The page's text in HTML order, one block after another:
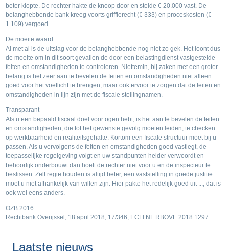
beter klopte. De rechter hakte de knoop door en stelde € 20.000 vast. De
belanghebbende bank kreeg voorts griffierecht (€ 333) en proceskosten (€
1.109) vergoed.
De moeite waard
Al met al is de uitslag voor de belanghebbende nog niet zo gek. Het loont dus
de moeite om in dit soort gevallen de door een belastingdienst vastgestelde
feiten en omstandigheden te controleren. Niettemin, bij zaken met een groter
belang is het zeer aan te bevelen de feiten en omstandigheden niet alleen
goed voor het voetlicht te brengen, maar ook ervoor te zorgen dat de feiten en
omstandigheden in lijn zijn met de fiscale stellingnamen.
Transparant
Als u een bepaald fiscaal doel voor ogen hebt, is het aan te bevelen de feiten
en omstandigheden, die tot het gewenste gevolg moeten leiden, te checken
op werkbaarheid en realiteitsgehalte. Kortom een fiscale structuur moet bij u
passen. Als u vervolgens de feiten en omstandigheden goed vastlegt, de
toepasselijke regelgeving volgt en uw standpunten helder verwoordt en
behoorlijk onderbouwt dan hoeft de rechter niet voor u en de inspecteur te
beslissen. Zelf regie houden is altijd beter, een vaststelling in goede justitie
moet u niet afhankelijk van willen zijn. Hier pakte het redelijk goed uit ..., dat is
ook wel eens anders.
OZB 2016
Rechtbank Overijssel, 18 april 2018, 17/346, ECLI:NL:RBOVE:2018:1297
Laatste nieuws